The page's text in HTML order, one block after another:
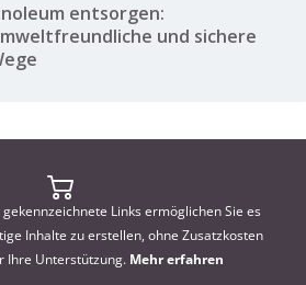
entsorgen:
und sichere
Links ermöglichen Sie es
Inhalte zu erstellen, ohne Zusatzkosten
Ihre Unterstützung. Mehr erfahren